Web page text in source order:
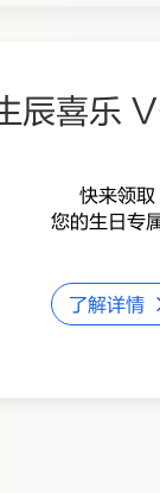
辰喜乐
快来领取
您的生日专
了解详情